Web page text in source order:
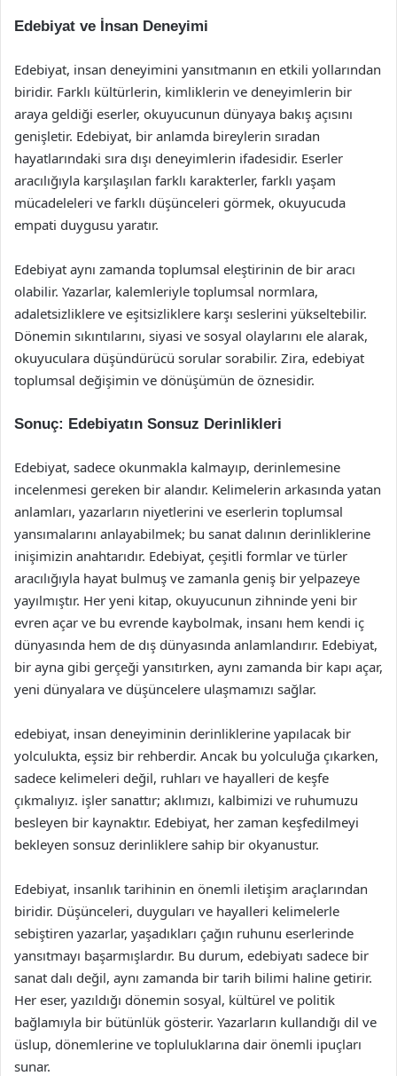
Edebiyat ve İnsan Deneyimi
Edebiyat, insan deneyimini yansıtmanın en etkili yollarından
biridir. Farklı kültürlerin, kimliklerin ve deneyimlerin bir
araya geldiği eserler, okuyucunun dünyaya bakış açısını
genişletir. Edebiyat, bir anlamda bireylerin sıradan
hayatlarındaki sıra dışı deneyimlerin ifadesidir. Eserler
aracılığıyla karşılaşılan farklı karakterler, farklı yaşam
mücadeleleri ve farklı düşünceleri görmek, okuyucuda
empati duygusu yaratır.
Edebiyat aynı zamanda toplumsal eleştirinin de bir aracı
olabilir. Yazarlar, kalemleriyle toplumsal normlara,
adaletsizliklere ve eşitsizliklere karşı seslerini yükseltebilir.
Dönemin sıkıntılarını, siyasi ve sosyal olaylarını ele alarak,
okuyuculara düşündürücü sorular sorabilir. Zira, edebiyat
toplumsal değişimin ve dönüşümün de öznesidir.
Sonuç: Edebiyatın Sonsuz Derinlikleri
Edebiyat, sadece okunmakla kalmayıp, derinlemesine
incelenmesi gereken bir alandır. Kelimelerin arkasında yatan
anlamları, yazarların niyetlerini ve eserlerin toplumsal
yansımalarını anlayabilmek; bu sanat dalının derinliklerine
inişimizin anahtarıdır. Edebiyat, çeşitli formlar ve türler
aracılığıyla hayat bulmuş ve zamanla geniş bir yelpazeye
yayılmıştır. Her yeni kitap, okuyucunun zihninde yeni bir
evren açar ve bu evrende kaybolmak, insanı hem kendi iç
dünyasında hem de dış dünyasında anlamlandırır. Edebiyat,
bir ayna gibi gerçeği yansıtırken, aynı zamanda bir kapı açar,
yeni dünyalara ve düşüncelere ulaşmamızı sağlar.
edebiyat, insan deneyiminin derinliklerine yapılacak bir
yolculukta, eşsiz bir rehberdir. Ancak bu yolculuğa çıkarken,
sadece kelimeleri değil, ruhları ve hayalleri de keşfe
çıkmalıyız. işler sanattır; aklımızı, kalbimizi ve ruhumuzu
besleyen bir kaynaktır. Edebiyat, her zaman keşfedilmeyi
bekleyen sonsuz derinliklere sahip bir okyanustur.
Edebiyat, insanlık tarihinin en önemli iletişim araçlarından
biridir. Düşünceleri, duyguları ve hayalleri kelimelerle
sebiştiren yazarlar, yaşadıkları çağın ruhunu eserlerinde
yansıtmayı başarmışlardır. Bu durum, edebiyatı sadece bir
sanat dalı değil, aynı zamanda bir tarih bilimi haline getirir.
Her eser, yazıldığı dönemin sosyal, kültürel ve politik
bağlamıyla bir bütünlük gösterir. Yazarların kullandığı dil ve
üslup, dönemlerine ve topluluklarına dair önemli ipuçları
sunar.